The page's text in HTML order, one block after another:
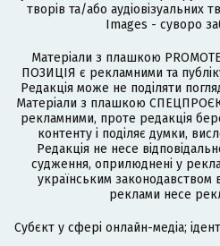
творів та/або аудіовізуальних
Images - суворо
Матеріали з плашкою
ПОЗИЦІЯ є рекламними та
Редакція може не поділяти
Матеріали з плашкою
рекламними, проте редакція
контенту і поділяє думки,
Редакція не несе
судження, оприлюднені у
українським законодавством
реклами несе
Cубєкт у сфері онлайн-медіа;